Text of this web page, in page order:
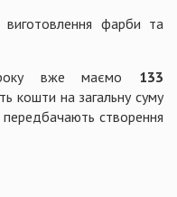
фарби та
вже маємо 133
кошти на загальну суму
створення